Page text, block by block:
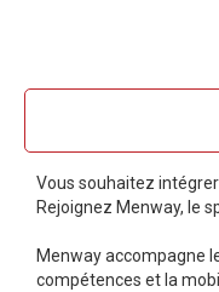
Vous souhaitez
Rejoignez Menway, le
Menway accompagne
compétences et la